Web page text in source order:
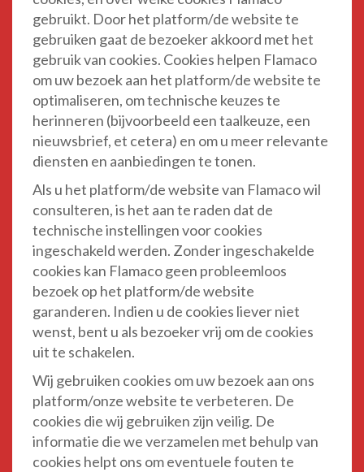
gebruikt. Door het platform/de website te
gebruiken gaat de bezoeker akkoord met het
gebruik van cookies. Cookies helpen Flamaco
om uw bezoek aan het platform/de website te
optimaliseren, om technische keuzes te
herinneren (bijvoorbeeld een taalkeuze, een
nieuwsbrief, et cetera) en om u meer relevante
diensten en aanbiedingen te tonen.
Als u het platform/de website van Flamaco wil
consulteren, is het aan te raden dat de
technische instellingen voor cookies
ingeschakeld werden. Zonder ingeschakelde
cookies kan Flamaco geen probleemloos
bezoek op het platform/de website
garanderen. Indien u de cookies liever niet
wenst, bent u als bezoeker vrij om de cookies
uit te schakelen.
Wij gebruiken cookies om uw bezoek aan ons
platform/onze website te verbeteren. De
cookies die wij gebruiken zijn veilig. De
informatie die we verzamelen met behulp van
cookies helpt ons om eventuele fouten te